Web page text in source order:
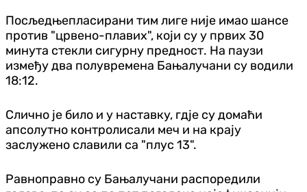
Посљедњепласирани тим лиге није имао шансе
против "црвено-плавих", који су у првих 30
минута стекли сигурну предност. На паузи
између два полувремена Бањалучани су водили
18:12.
Слично је било и у наставку, гд‌је су домаћи
апсолутно контролисали меч и на крају
заслужено славили са "плус 13".
Равноправно су Бањалучани распоредили